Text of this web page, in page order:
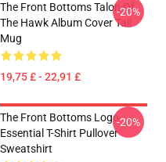
The Front Bottoms Talon Of
The Hawk Album Cover Tall
Mug
19,75 £ - 22,91 £
-20%
The Front Bottoms Logo
Essential T-Shirt Pullover
Sweatshirt
-20%